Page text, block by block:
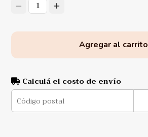
1
Agregar al carrito
Calculá el costo de envío